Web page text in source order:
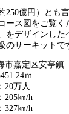
250億円）とも
ース図をご覧
をデザインし
のサーキットで
市嘉定区安亭鎮
ｍ
20万人
205㎞/h
327㎞/h